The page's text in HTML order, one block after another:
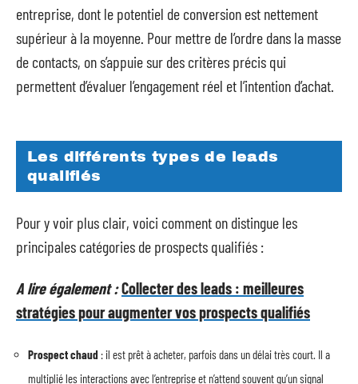
entreprise, dont le potentiel de conversion est nettement
supérieur à la moyenne. Pour mettre de l’ordre dans la masse
de contacts, on s’appuie sur des critères précis qui
permettent d’évaluer l’engagement réel et l’intention d’achat.
Les différents types de leads
qualifiés
Pour y voir plus clair, voici comment on distingue les
principales catégories de prospects qualifiés :
A lire également :Collecter des leads : meilleures
stratégies pour augmenter vos prospects qualifiés
Prospect chaud : il est prêt à acheter, parfois dans un délai très court. Il a
multiplié les interactions avec l’entreprise et n’attend souvent qu’un signal